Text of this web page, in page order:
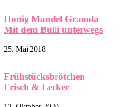
Honig Mandel Granola
Mit dem Bulli unterwegs
25. Mai 2018
Frühstücksbrötchen
Frisch & Lecker